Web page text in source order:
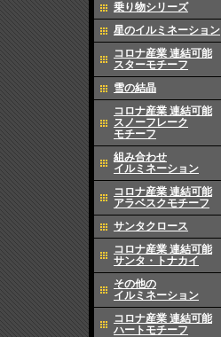
乗り物シリーズ
星のイルミネーション
コロナ産業 連結可能
スターモチーフ
雪の結晶
コロナ産業 連結可能
スノーフレーク
モチーフ
組み合わせ
イルミネーション
コロナ産業 連結可能
アラベスクモチーフ
サンタクロース
コロナ産業 連結可能
サンタ・トナカイ
その他の
イルミネーション
コロナ産業 連結可能
ハートモチーフ